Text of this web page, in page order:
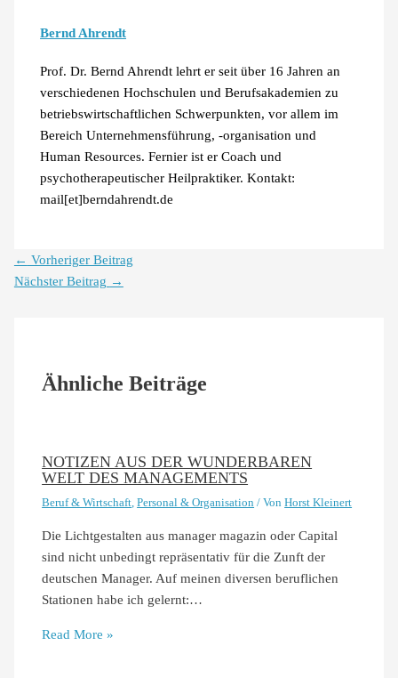
Bernd Ahrendt
Prof. Dr. Bernd Ahrendt lehrt er seit über 16 Jahren an
verschiedenen Hochschulen und Berufsakademien zu
betriebswirtschaftlichen Schwerpunkten, vor allem im
Bereich Unternehmensführung, -organisation und
Human Resources. Fernier ist er Coach und
psychotherapeutischer Heilpraktiker. Kontakt:
mail[et]berndahrendt.de
← Vorheriger Beitrag
Nächster Beitrag →
Ähnliche Beiträge
NOTIZEN AUS DER WUNDERBAREN
WELT DES MANAGEMENTS
Beruf & Wirtschaft,Personal & Organisation / VonHorst Kleinert
Die Lichtgestalten aus manager magazin oder Capital
sind nicht unbedingt repräsentativ für die Zunft der
deutschen Manager. Auf meinen diversen beruflichen
Stationen habe ich gelernt:…
Read More »